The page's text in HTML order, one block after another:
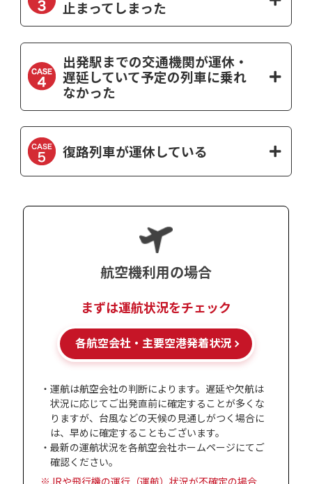
止まってしまった
出発駅までの交通機関が運休・
遅延していて予定の列車に乗れ
なかった
復路列車が運休している
航空機利用の場合
まずは運航状況をチェック
各航空会社・ 主要空港発着状況
・運航は航空会社の判断によります。遅延や欠航は
状況に応じてご出発直前に確定することが多くな
りますが、台風などの天候の見通しがつく場合に
は、早めに確定することもございます。
・最新の運航状況を各航空会社ホームページにてご
確認ください。
※JRや飛行機の運行（運航）状況が不確定の場合